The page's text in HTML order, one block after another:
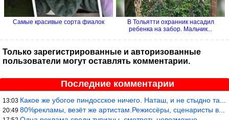
Самые красивые сорта фиалок
В Тольятти охранник насадил
ребенка на забор. Мальчик...
Только зарегистрированные и авторизованные
пользователи могут оставлять комментарии.
Последние комментарии
13:03 Какое же убогое пиндосское ничего. Наташ, и не стыдно такую фигн
20:49 80%рекламы, везёт же артистам.Режиссёры, сценаристы вы где или к